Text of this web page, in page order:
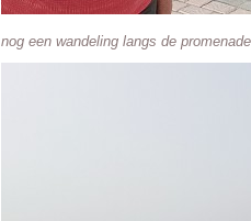
nog een wandeling langs de promenade